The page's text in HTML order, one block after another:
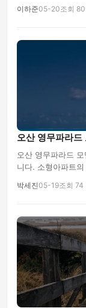
이하준05-20조회 80
오산 영무파라
오산 영무파라드
니다. 소형아파트
박세진05-19조회 74